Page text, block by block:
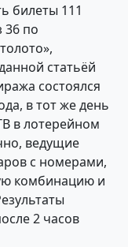
билеты 111
36 по
статьёй
состоялся
в тот же день
в лотерейном
ведущие
с номерами,
комбинацию и
2 часов